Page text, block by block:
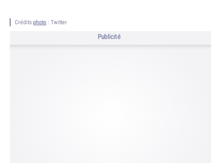
Crédits photo : Twitter
Publicité